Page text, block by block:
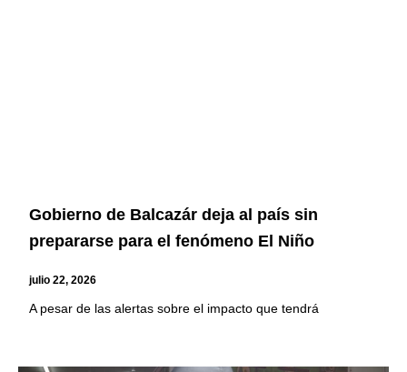
Gobierno de Balcazár deja al país sin
prepararse para el fenómeno El Niño
julio 22, 2026
A pesar de las alertas sobre el impacto que tendrá